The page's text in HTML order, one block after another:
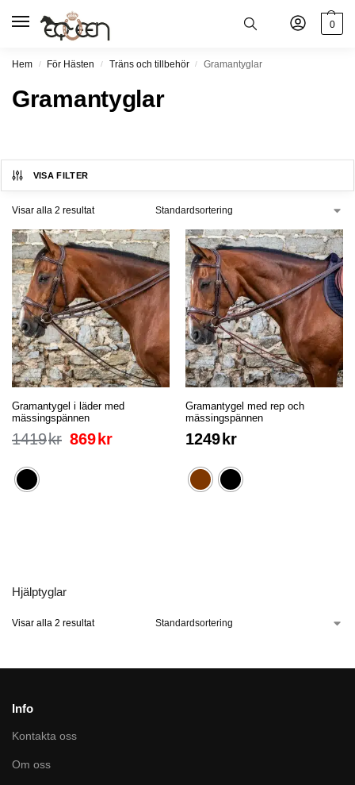
0
Hem / För Hästen / Träns och tillbehör / Gramantyglar
Gramantyglar
VISA FILTER
Visar alla 2 resultat
Gramantygel i läder med
mässingspännen
1419kr 869 kr
Gramantygel med rep och
mässingspännen
1249 kr
Hjälptyglar
Visar alla 2 resultat
Info
Kontakta oss
Om oss